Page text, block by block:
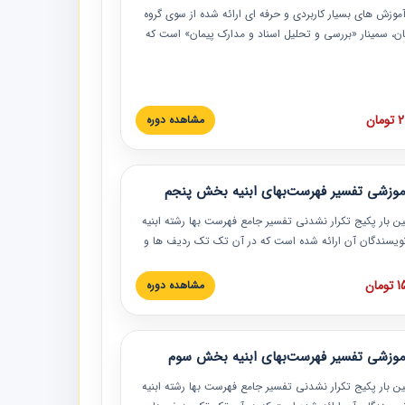
های بسیار کاربردی و حرفه‏ ای ارائه شده از سوی گروه
سمینار «بررسی و تحلیل اسناد و مدارک پیمان» است که
این خصوص ارائه شده است.
مشاهده دوره
تفسیر فهرست‌بهای ابنیه بخش پنجم
بار پکیج تکرار نشدنی تفسیر جامع فهرست بها رشته ابنیه
نویسندگان آن ارائه شده است که در آن تک تک ردیف ها و
و به همراه تصاویر عملیات اجرایی مرتبط با ردیف های
بها ارائه شده است. این دوره با کلام مهندس
مدیر پروژه مهندسی مشاور در امر بازنگری فهرست
حال فعالیت هستند حتما توصیه می کنیم از مطالب این
نمایند.
مشاهده دوره
تفسیر فهرست‌بهای ابنیه بخش سوم
بار پکیج تکرار نشدنی تفسیر جامع فهرست بها رشته ابنیه